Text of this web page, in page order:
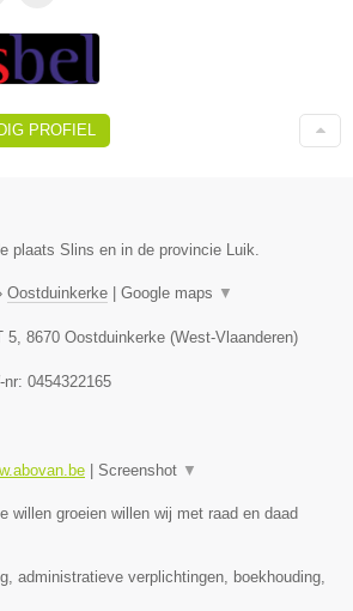
PROFIEL
plaats Slins en in de provincie Luik.
Oostduinkerke Google maps ▼
5, 8670 Oostduinkerke (West-Vlaanderen)
nr: 0454322165
Screenshot ▼
willen groeien willen wij met raad en daad
administratieve verplichtingen, boekhouding,